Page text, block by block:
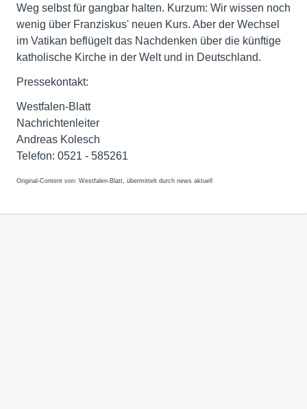
Weg selbst für gangbar halten. Kurzum: Wir wissen noch
wenig über Franziskus' neuen Kurs. Aber der Wechsel
im Vatikan beflügelt das Nachdenken über die künftige
katholische Kirche in der Welt und in Deutschland.
Pressekontakt:
Westfalen-Blatt
Nachrichtenleiter
Andreas Kolesch
Telefon: 0521 - 585261
Original-Content von: Westfalen-Blatt, übermittelt durch news aktuell